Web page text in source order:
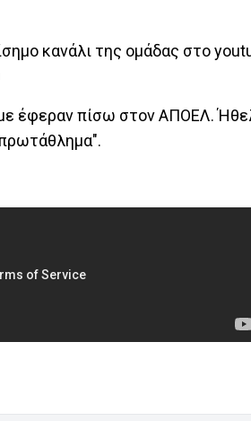
κανάλι της ομάδας στο
έφεραν πίσω στον ΑΠΟΕΛ.